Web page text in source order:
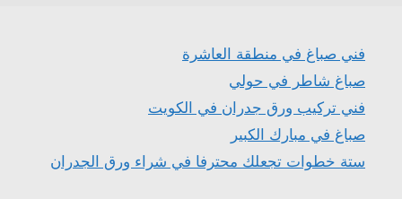
فني صباغ في منطقة العاشرة
صباغ شاطر في حولي
فني تركيب ورق جدران في الكويت
صباغ في مبارك الكبير
ستة خطوات تجعلك محترفا في شراء ورق الجدران